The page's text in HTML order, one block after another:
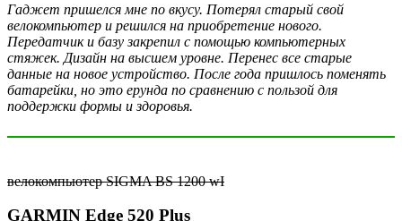
Гаджет пришелся мне по вкусу. Потерял старый свой
велокомпьютер и решился на приобретение нового.
Передатчик и базу закрепил с помощью компьютерных
стяжек. Дизайн на высшем уровне. Перенес все старые
данные на новое устройство. После года пришлось поменять
батарейки, но это ерунда по сравнению с пользой для
поддержки формы и здоровья.
велокомпьютер SIGMA BS 1200 wI
GARMIN Edge 520 Plus